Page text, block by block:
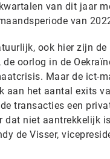
van dit jaar
van
ook hier zijn de
oorlog in de
Maar de ict-
aan het aantal exits
transacties een
dat niet aantrekkelijk
de Visser,